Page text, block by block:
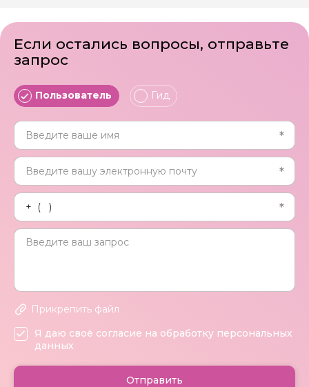
Если остались вопросы, отправьте
запрос
Пользователь Гид
Прикрепить файл
Я даю своё согласие на обработку персональных
данных
Отправить